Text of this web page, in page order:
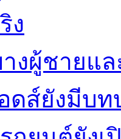
ง
งผู้ชายแ
ดส์ยังมีบ